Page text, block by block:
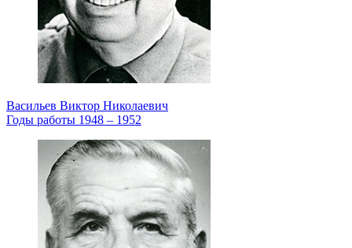
Васильев Виктор Николаевич
Годы работы 1948 – 1952